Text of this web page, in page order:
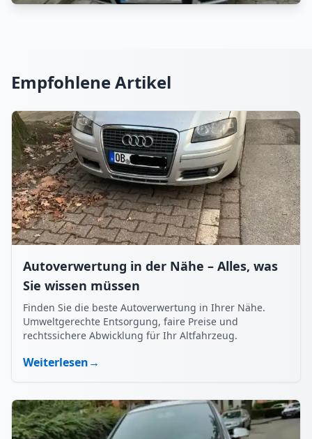
Empfohlene Artikel
Autoverwertung in der Nähe – Alles, was
Sie wissen müssen
Finden Sie die beste Autoverwertung in Ihrer Nähe.
Umweltgerechte Entsorgung, faire Preise und
rechtssichere Abwicklung für Ihr Altfahrzeug.
Weiterlesen→